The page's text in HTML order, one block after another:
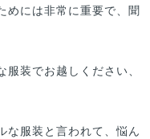
めには非常に重要で、聞
装でお越しください、
な服装と言われて、悩ん